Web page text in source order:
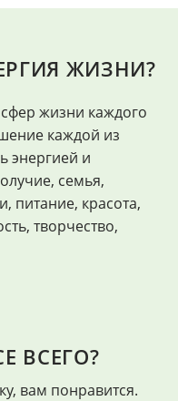
ЖИЗНИ?
жизни каждого
каждой из
энергией и
семья,
питание, красота,
творчество,
ВСЕГО?
вам понравится.